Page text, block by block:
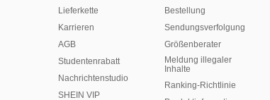
Lieferkette
Karrieren
AGB
Studentenrabatt
Nachrichtenstudio
SHEIN VIP
Bestellung
Sendungsverfolgung
Größenberater
Meldung illegaler
Inhalte
Ranking-Richtlinie